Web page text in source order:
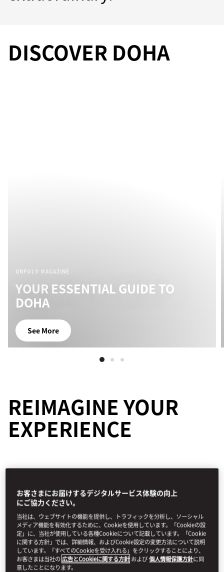
DISCOVER DOHA
UNFOLD MAGAZINE
YOUR ESSENTIAL GUIDE TO
DOHA
See More
REIMAGINE YOUR
EXPERIENCE
すべての体験 アドベンチャー
フィルター
お客さまにお届けするデジタルサービス体験の向上
にご協力ください。
当社は、ウェブサイトの機能を提供し、トラフィックを分析し、ソーシャル
メディア機能を有効化するために、Cookieを使用しています。「Cookieの設
定」に、当社が使用している各種Cookieについて記載しています。「Cookie
に関する方針」では、詳細情報、およびCookie設定の変更方法について説明
しています。「すべてのCookieを受け入れる」をクリックすることにより、
お客さまは当社の広告とCookieに関する方針 および個人情報保護方針に同
意したことになります。